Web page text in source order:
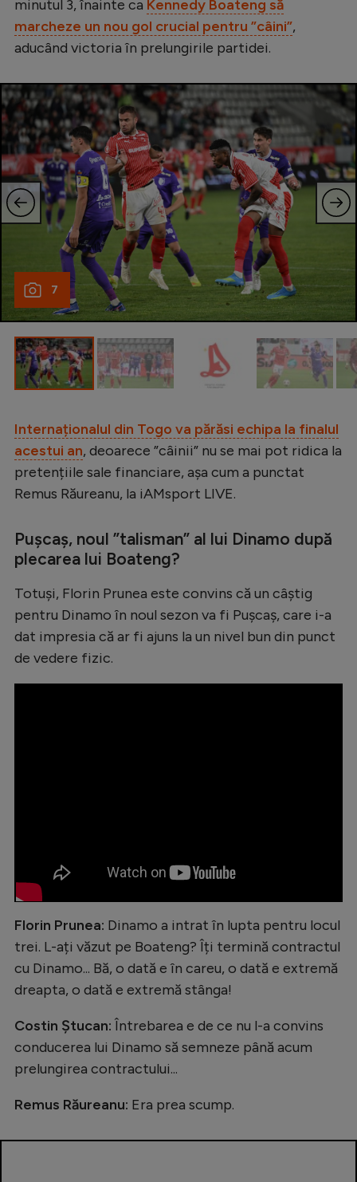
Handbal
Natație
Formula 1
Gimnastică
Auto
Rugby
Ciclism
Alte sporturi
JO 2026
Intră în cont
Creează cont
minutul 3, înainte ca Kennedy Boateng să
marcheze un nou gol crucial pentru ”câini”,
aducând victoria în prelungirile partidei.
7
Internaționalul din Togo va părăsi echipa la finalul
acestui an, deoarece ”câinii” nu se mai pot ridica la
pretențiile sale financiare, așa cum a punctat
Remus Răureanu, la iAMsport LIVE.
Pușcaș, noul ”talisman” al lui Dinamo după
plecarea lui Boateng?
Totuși, Florin Prunea este convins că un câștig
pentru Dinamo în noul sezon va fi Pușcaș, care i-a
dat impresia că ar fi ajuns la un nivel bun din punct
de vedere fizic.
Florin Prunea: Dinamo a intrat în lupta pentru locul
trei. L-ați văzut pe Boateng? Îți termină contractul
cu Dinamo... Bă, o dată e în careu, o dată e extremă
dreapta, o dată e extremă stânga!
Costin Ștucan: Întrebarea e de ce nu l-a convins
conducerea lui Dinamo să semneze până acum
prelungirea contractului...
Remus Răureanu: Era prea scump.